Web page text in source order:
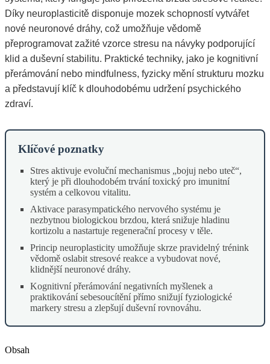
Díky neuroplasticitě disponuje mozek schopností vytvářet
nové neuronové dráhy, což umožňuje vědomě
přeprogramovat zažité vzorce stresu na návyky podporující
klid a duševní stabilitu. Praktické techniky, jako je kognitivní
přerámování nebo mindfulness, fyzicky mění strukturu mozku
a představují klíč k dlouhodobému udržení psychického
zdraví.
Klíčové poznatky
Stres aktivuje evoluční mechanismus „bojuj nebo uteč“,
který je při dlouhodobém trvání toxický pro imunitní
systém a celkovou vitalitu.
Aktivace parasympatického nervového systému je
nezbytnou biologickou brzdou, která snižuje hladinu
kortizolu a nastartuje regenerační procesy v těle.
Princip neuroplasticity umožňuje skrze pravidelný trénink
vědomě oslabit stresové reakce a vybudovat nové,
klidnější neuronové dráhy.
Kognitivní přerámování negativních myšlenek a
praktikování sebesoucítění přímo snižují fyziologické
markery stresu a zlepšují duševní rovnováhu.
Obsah